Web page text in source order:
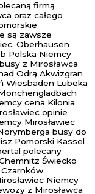
firmą
oraz całego
są zawsze
Oberhausen
Polska Niemcy
z Mirosławca
Odrą Akwizgran
Wiesbaden Lubeka
cena Kilonia
opinie
Mirosławiec
busy do
Pomorski Kassel
polecany
Świecko
Niemcy
z Mirosławca